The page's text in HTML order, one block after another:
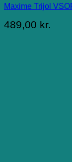
Maxime Trijol
489,00 kr.